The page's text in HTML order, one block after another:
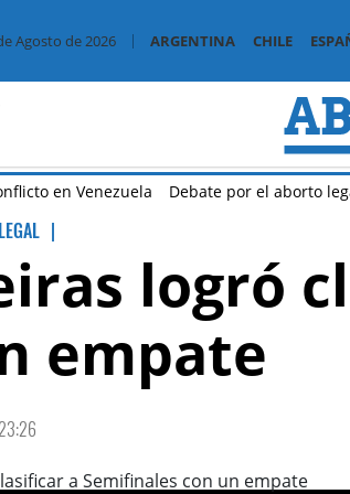
Agosto de 2026 ARGENTINA CHILE
en Venezuela Debate por el aborto
|
logró
empate